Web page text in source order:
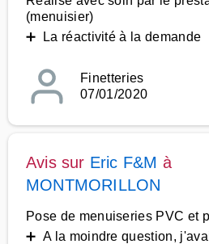
(menuisier)
➕ La réactivité à la demande
Finetteries
07/01/2020
Avis sur Eric F&M à
MONTMORILLON
Pose de menuiseries PVC et
➕ A la moindre question,